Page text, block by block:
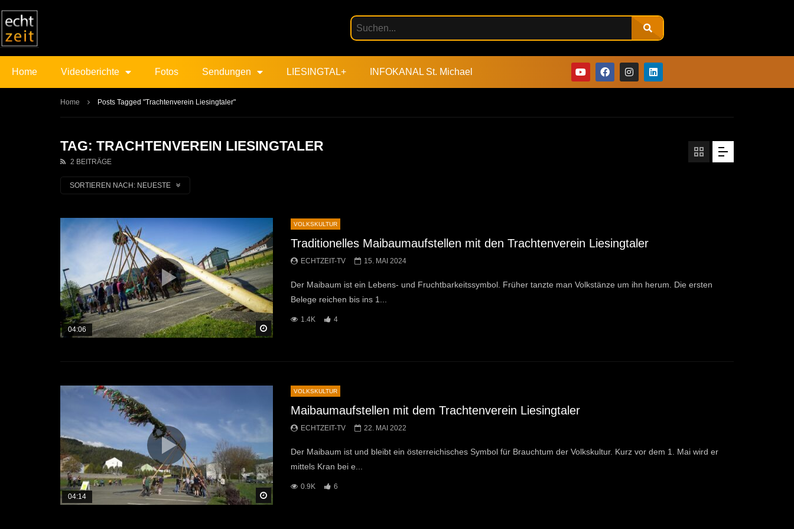
Home Videoberichte Fotos Sendungen LIESINGTAL+ INFOKANAL St. Michael
Home Posts Tagged "Trachtenverein Liesingtaler"
TAG: TRACHTENVEREIN LIESINGTALER
2 BEITRÄGE
SORTIEREN NACH: NEUESTE
Später Ansehen
04:06
VOLKSKULTUR
Traditionelles Maibaumaufstellen mit den Trachtenverein Liesingtaler
ECHTZEIT-TV 15. MAI 2024
Der Maibaum ist ein Lebens- und Fruchtbarkeitssymbol. Früher tanzte man Volkstänze um ihn herum. Die ersten
Belege reichen bis ins 1...
1.4K 4
04:14
VOLKSKULTUR
Maibaumaufstellen mit dem Trachtenverein Liesingtaler
ECHTZEIT-TV 22. MAI 2022
Der Maibaum ist und bleibt ein österreichisches Symbol für Brauchtum der Volkskultur. Kurz vor dem 1. Mai wird er
mittels Kran bei e...
0.9K 6